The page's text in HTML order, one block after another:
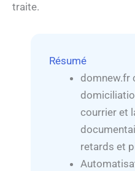
traite.
Résumé
domnew.fr
courrier et
retards et